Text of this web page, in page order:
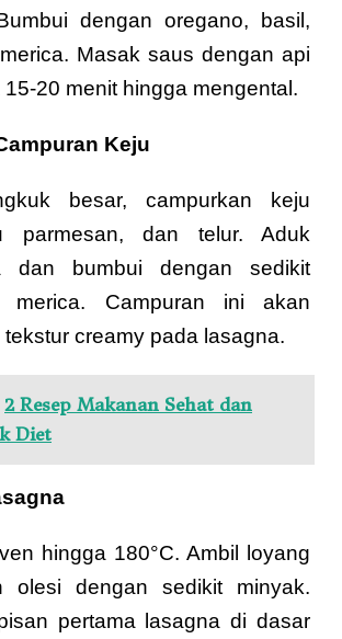
dengan oregano, basil,
Masak saus dengan api
15-20 menit hingga mengental.
Keju
besar, campurkan keju
parmesan, dan telur. Aduk
dan bumbui dengan sedikit
merica. Campuran ini akan
creamy pada lasagna.
2 Resep Makanan Sehat dan
Diet
hingga 180°C. Ambil loyang
olesi dengan sedikit minyak.
pertama lasagna di dasar